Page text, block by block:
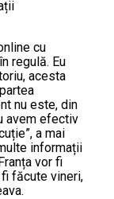
cu
regulă. Eu
acesta
nu este, din
avem efectiv
a mai
informații
vor fi
făcute vineri,